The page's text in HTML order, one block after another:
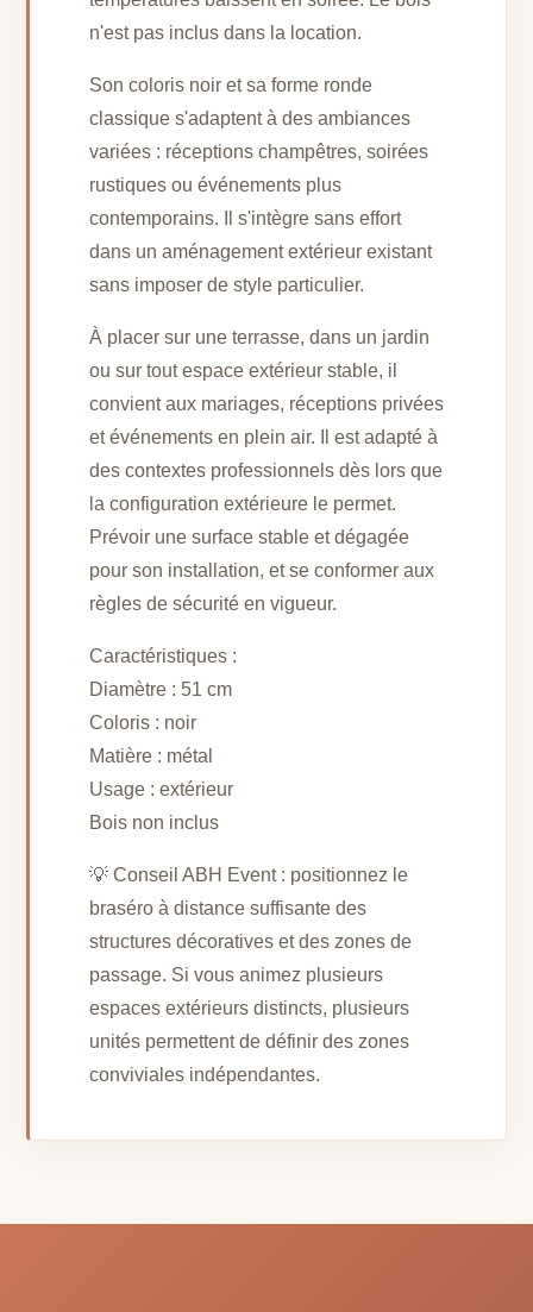
n'est pas inclus dans la location.
Son coloris noir et sa forme ronde
classique s'adaptent à des ambiances
variées : réceptions champêtres, soirées
rustiques ou événements plus
contemporains. Il s'intègre sans effort
dans un aménagement extérieur existant
sans imposer de style particulier.
À placer sur une terrasse, dans un jardin
ou sur tout espace extérieur stable, il
convient aux mariages, réceptions privées
et événements en plein air. Il est adapté à
des contextes professionnels dès lors que
la configuration extérieure le permet.
Prévoir une surface stable et dégagée
pour son installation, et se conformer aux
règles de sécurité en vigueur.
Caractéristiques :
Diamètre : 51 cm
Coloris : noir
Matière : métal
Usage : extérieur
Bois non inclus
💡 Conseil ABH Event : positionnez le
braséro à distance suffisante des
structures décoratives et des zones de
passage. Si vous animez plusieurs
espaces extérieurs distincts, plusieurs
unités permettent de définir des zones
conviviales indépendantes.